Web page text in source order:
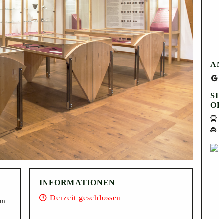
zählt.
Direkt neben dem historischen Gebäude
sich das moderneDokumentationszentrum Via Claudia
du mehr über die berühmte, erste römische Staatsstraße
– inklusive römischer Fundstücke und einer 1:1 Kopie der
Peutingeriana, der einzigen erhaltenen antiken Straßenkarte.
INFORMATIONEN
Derzeit geschlossen